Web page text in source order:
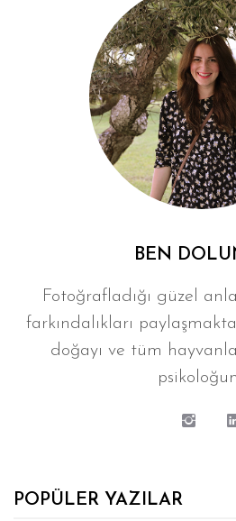
BEN
Fotoğrafladığı güzel
farkındalıkları
doğayı ve tüm
POPÜLER YAZILAR